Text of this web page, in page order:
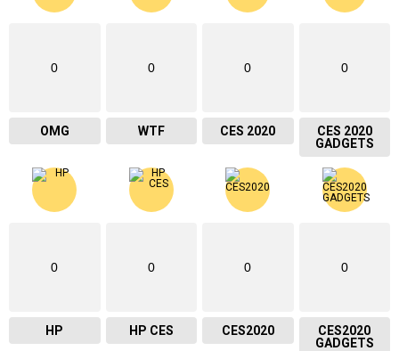
0
OMG
0
WTF
0
CES 2020
0
CES 2020
GADGETS
0
HP
0
HP CES
0
CES2020
0
CES2020
GADGETS